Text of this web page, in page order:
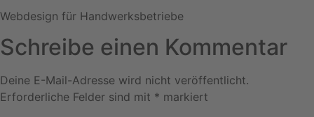
Webdesign für Handwerksbetriebe
Schreibe einen Kommentar
Deine E-Mail-Adresse wird nicht veröffentlicht.
Erforderliche Felder sind mit * markiert